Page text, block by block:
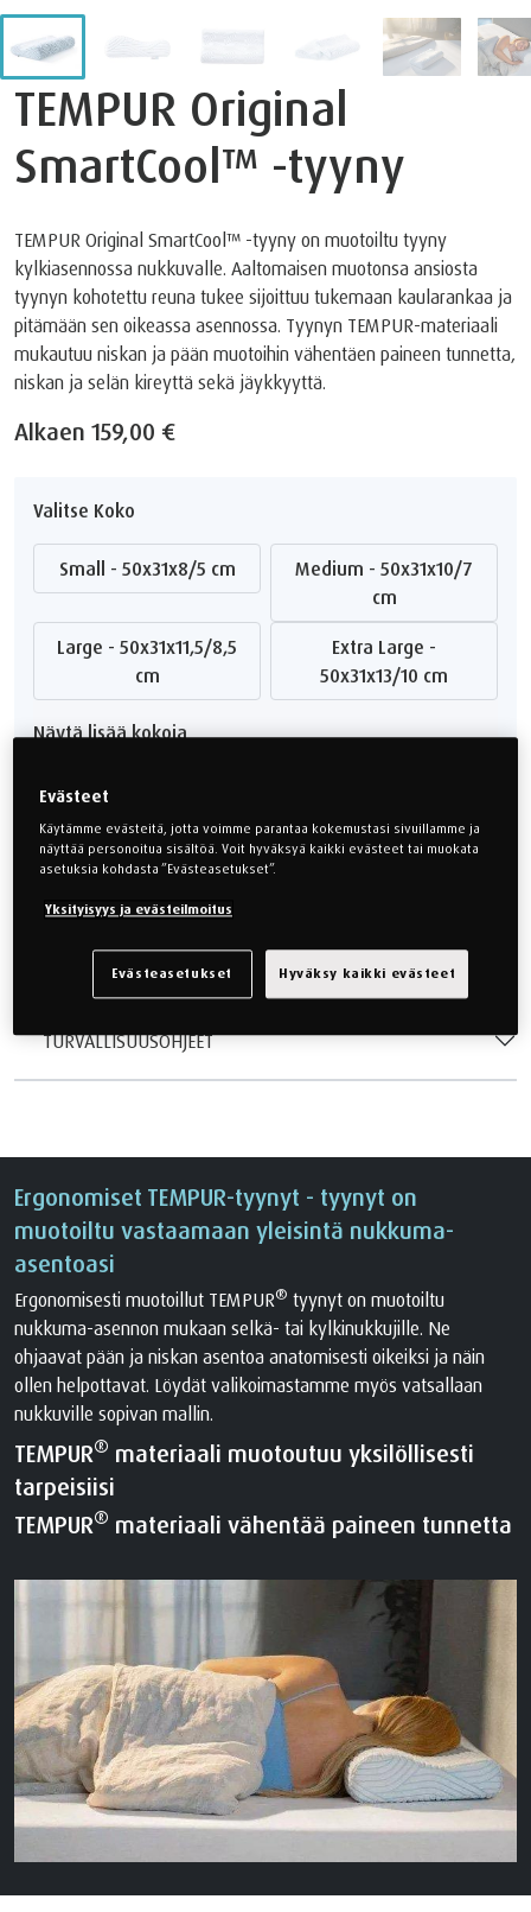
TEMPUR Original
SmartCool™ -tyyny
TEMPUR Original SmartCool™ -tyyny on muotoiltu tyyny
kylkiasennossa nukkuvalle. Aaltomaisen muotonsa ansiosta
tyynyn kohotettu reuna tukee sijoittuu tukemaan kaularankaa ja
pitämään sen oikeassa asennossa. Tyynyn TEMPUR-materiaali
mukautuu niskan ja pään muotoihin vähentäen paineen tunnetta,
niskan ja selän kireyttä sekä jäykkyyttä.
Alkaen 159,00 €
Valitse Koko
Small - 50x31x8/5 cm
Medium - 50x31x10/7
cm
Large - 50x31x11,5/8,5
cm
Extra Large -
50x31x13/10 cm
Näytä lisää kokoja
Alkaen159,00 €
MÄÄRÄ
TURVALLISUUSOHJEET
Ergonomiset TEMPUR-tyynyt - tyynyt on
muotoiltu vastaamaan yleisintä nukkuma-
asentoasi
Ergonomisesti muotoillut TEMPUR® tyynyt on muotoiltu
nukkuma-asennon mukaan selkä- tai kylkinukkujille. Ne
ohjaavat pään ja niskan asentoa anatomisesti oikeiksi ja näin
ollen helpottavat. Löydät valikoimastamme myös vatsallaan
nukkuville sopivan mallin.
TEMPUR® materiaali muotoutuu yksilöllisesti
tarpeisiisi
TEMPUR® materiaali vähentää paineen tunnetta
Evästeet
Käytämme evästeitä, jotta voimme parantaa kokemustasi sivuillamme ja
näyttää personoitua sisältöä. Voit hyväksyä kaikki evästeet tai muokata
asetuksia kohdasta ”Evästeasetukset”.
Yksityisyys ja evästeilmoitus
Hyväksy kaikki evästeet
Evästeasetukset